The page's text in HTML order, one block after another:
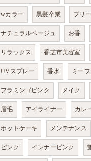
wカラー 黒髪卒業 ブリ
ナチュラルベージュ お香
リラックス 香芝市美容室
UVスプレー 香水 ミー
フラミンゴピンク メイク
眉毛 アイライナー カレ
ホットケーキ メンテナンス
ピンク インナーピンク